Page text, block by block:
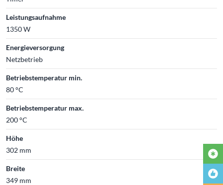
Leistungsaufnahme
1350 W
Energieversorgung
Netzbetrieb
Betriebstemperatur min.
80 °C
Betriebstemperatur max.
200 °C
Höhe
302 mm
Breite
349 mm